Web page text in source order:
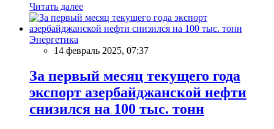
Читать далее
Энергетика
14 февраль 2025, 07:37
За первый месяц текущего года
экспорт азербайджанской нефти
снизился на 100 тыс. тонн